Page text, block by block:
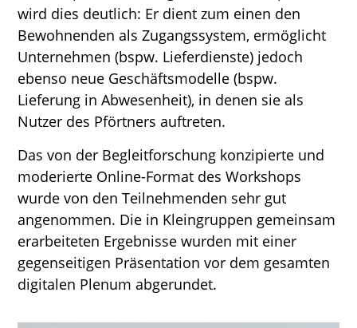
wird dies deutlich: Er dient zum einen den
Bewohnenden als Zugangssystem, ermöglicht
Unternehmen (bspw. Lieferdienste) jedoch
ebenso neue Geschäftsmodelle (bspw.
Lieferung in Abwesenheit), in denen sie als
Nutzer des Pförtners auftreten.
Das von der Begleitforschung konzipierte und
moderierte Online-Format des Workshops
wurde von den Teilnehmenden sehr gut
angenommen. Die in Kleingruppen gemeinsam
erarbeiteten Ergebnisse wurden mit einer
gegenseitigen Präsentation vor dem gesamten
digitalen Plenum abgerundet.